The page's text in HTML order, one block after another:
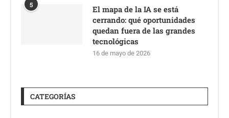
5
El mapa de la IA se está
cerrando: qué oportunidades
quedan fuera de las grandes
tecnológicas
16 de mayo de 2026
CATEGORÍAS